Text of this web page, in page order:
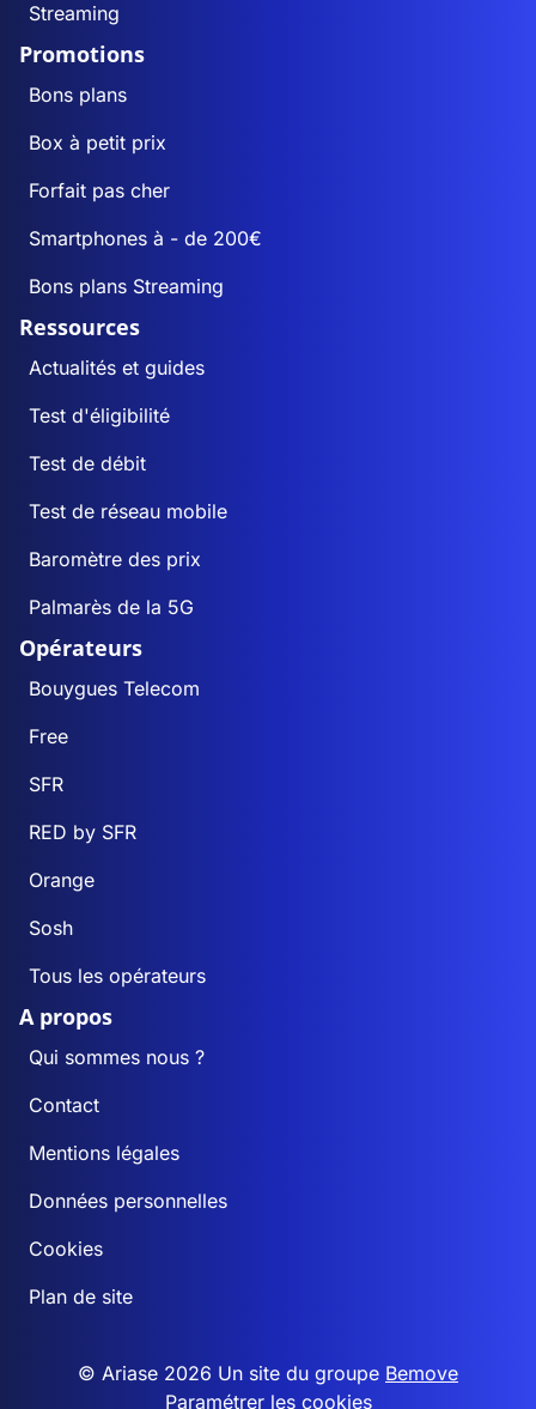
Streaming
Promotions
Bons plans
Box à petit prix
Forfait pas cher
Smartphones à - de 200€
Bons plans Streaming
Ressources
Actualités et guides
Test d'éligibilité
Test de débit
Test de réseau mobile
Baromètre des prix
Palmarès de la 5G
Opérateurs
Bouygues Telecom
Free
SFR
RED by SFR
Orange
Sosh
Tous les opérateurs
A propos
Qui sommes nous ?
Contact
Mentions légales
Données personnelles
Cookies
Plan de site
© Ariase 2026 Un site du groupe Bemove
Paramétrer les cookies